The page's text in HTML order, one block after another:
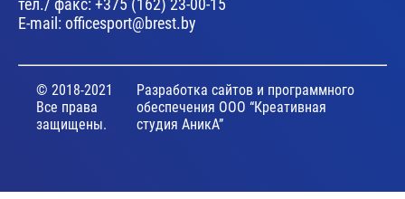
E-mail: officesport@brest.by
© 2018-2021
Все права
защищены.
Разработка сайтов и программного
обеспечения ООО “Креативная
студия АникА”